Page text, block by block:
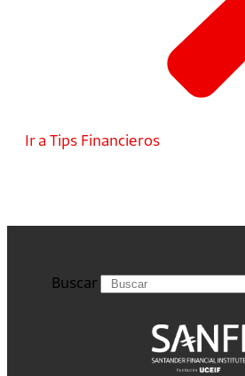
Ir a Tips Financieros
Buscar